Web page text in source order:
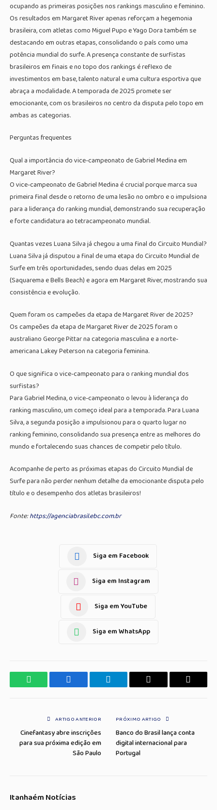
ocupando as primeiras posições nos rankings masculino e feminino.
Os resultados em Margaret River apenas reforçam a hegemonia
brasileira, com atletas como Miguel Pupo e Yago Dora também se
destacando em outras etapas, consolidando o país como uma
potência mundial do surfe. A presença constante de surfistas
brasileiros em finais e no topo dos rankings é reflexo de
investimentos em base, talento natural e uma cultura esportiva que
abraça a modalidade. A temporada de 2025 promete ser
emocionante, com os brasileiros no centro da disputa pelo topo em
ambas as categorias.
Perguntas frequentes
Qual a importância do vice-campeonato de Gabriel Medina em
Margaret River?
O vice-campeonato de Gabriel Medina é crucial porque marca sua
primeira final desde o retorno de uma lesão no ombro e o impulsiona
para a liderança do ranking mundial, demonstrando sua recuperação
e forte candidatura ao tetracampeonato mundial.
Quantas vezes Luana Silva já chegou a uma final do Circuito Mundial?
Luana Silva já disputou a final de uma etapa do Circuito Mundial de
Surfe em três oportunidades, sendo duas delas em 2025
(Saquarema e Bells Beach) e agora em Margaret River, mostrando sua
consistência e evolução.
Quem foram os campeões da etapa de Margaret River de 2025?
Os campeões da etapa de Margaret River de 2025 foram o
australiano George Pittar na categoria masculina e a norte-
americana Lakey Peterson na categoria feminina.
O que significa o vice-campeonato para o ranking mundial dos
surfistas?
Para Gabriel Medina, o vice-campeonato o levou à liderança do
ranking masculino, um começo ideal para a temporada. Para Luana
Silva, a segunda posição a impulsionou para o quarto lugar no
ranking feminino, consolidando sua presença entre as melhores do
mundo e fortalecendo suas chances de competir pelo título.
Acompanhe de perto as próximas etapas do Circuito Mundial de
Surfe para não perder nenhum detalhe da emocionante disputa pelo
título e o desempenho dos atletas brasileiros!
Fonte:https://agenciabrasil.ebc.com.br
Siga em Facebook
Siga em Instagram
Siga em YouTube
Siga em WhatsApp
WhatsApp Facebook Telegrama Copiar
E-
ARTIGO ANTERIOR
Cinefantasy abre inscrições
para sua próxima edição em
São Paulo
PRÓXIMO ARTIGO
Banco do Brasil lança conta
digital internacional para
Portugal
Itanhaém Notícias